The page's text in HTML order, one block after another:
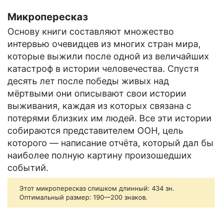
Микропересказ
Основу книги составляют множество
интервью очевидцев из многих стран мира,
которые выжили после одной из величайших
катастроф в истории человечества. Спустя
десять лет после победы живых над
мёртвыми они описывают свои истории
выживания, каждая из которых связана с
потерями близких им людей. Все эти истории
собираются представителем ООН, цель
которого — написание отчёта, который дал бы
наиболее полную картину произошедших
событий.
Этот микропересказ слишком длинный: 434 зн.
Оптимальный размер: 190—200 знаков.